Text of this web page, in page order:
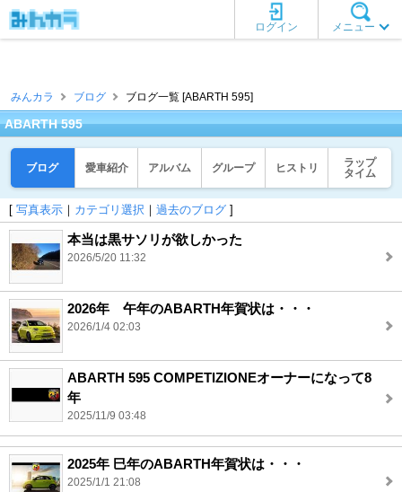
メニュー
ログイン
みんカラ ブログ ブログ一覧 [ABARTH 595]
ABARTH 595
ブログ 愛車紹介 アルバム グループ ヒストリ
ラップ
タイム
[ 写真表示 ｜ カテゴリ選択 ｜ 過去のブログ ]
本当は黒サソリが欲しかった
2026/5/20 11:32
2026年 午年のABARTH年賀状は・・・
2026/1/4 02:03
ABARTH 595 COMPETIZIONEオーナーになって8
年
2025/11/9 03:48
2025年 巳年のABARTH年賀状は・・・
2025/1/1 21:08